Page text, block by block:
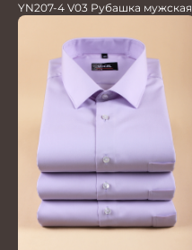
YN207-4 V03 Рубашка мужская